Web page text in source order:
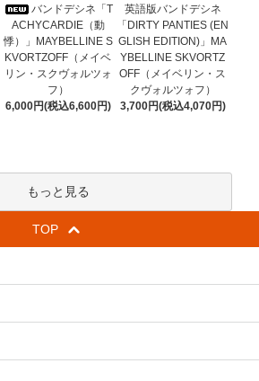
バンドデシネ「T
ACHYCARDIE（動
悸）」MAYBELLINE S
KVORTZOFF（メイベ
リン・スクヴォルツォ
フ）
6,000円(税込6,600円)
英語版バンドデシネ
「DIRTY PANTIES (EN
GLISH EDITION)」MA
YBELLINE SKVORTZ
OFF（メイベリン・ス
クヴォルツォフ）
3,700円(税込4,070円)
もっと見る
TOP